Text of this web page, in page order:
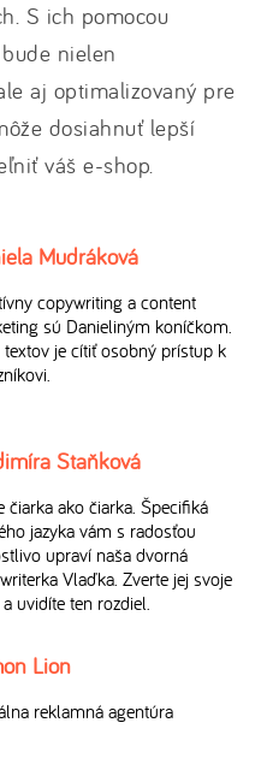
S ich pomocou
nielen
aj optimalizovaný pre
dosiahnuť lepší
váš e-shop.
Mudráková
copywriting a content
sú Danieliným koníčkom.
textov je cítiť osobný prístup k
Staňková
čiarka ako čiarka. Špecifiká
jazyka vám s radosťou
upraví naša dvorná
Vlaďka. Zverte jej svoje
uvidíte ten rozdiel.
Lion
reklamná agentúra